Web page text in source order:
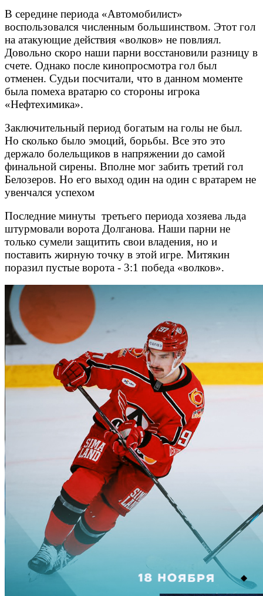
В середине периода «Автомобилист»
воспользовался численным большинством. Этот гол
на атакующие действия «волков» не повлиял.
Довольно скоро наши парни восстановили разницу в
счете. Однако после кинопросмотра гол был
отменен. Судьи посчитали, что в данном моменте
была помеха вратарю со стороны игрока
«Нефтехимика».
Заключительный период богатым на голы не был.
Но сколько было эмоций, борьбы. Все это это
держало болельщиков в напряжении до самой
финальной сирены. Вполне мог забить третий гол
Белозеров. Но его выход один на один с вратарем не
увенчался успехом
Последние минуты третьего периода хозяева льда
штурмовали ворота Долганова. Наши парни не
только сумели защитить свои владения, но и
поставить жирную точку в этой игре. Митякин
поразил пустые ворота - 3:1 победа «волков».